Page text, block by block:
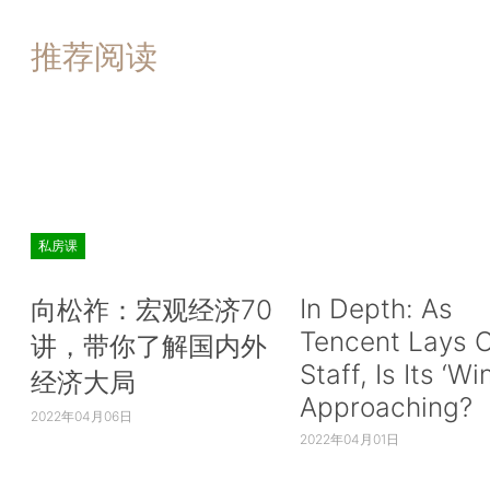
推荐阅读
私房课
向松祚：宏观经济70
讲，带你了解国内外
经济大局
2022年04月06日
In Depth: As
Tencent Lays
Staff, Is Its
Approaching?
2022年04月01日